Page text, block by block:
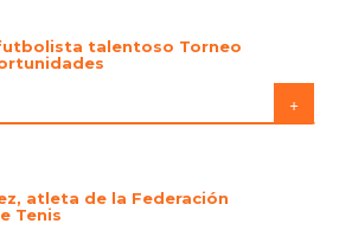
talentoso Torneo
+
atleta de la Federación
Tenis